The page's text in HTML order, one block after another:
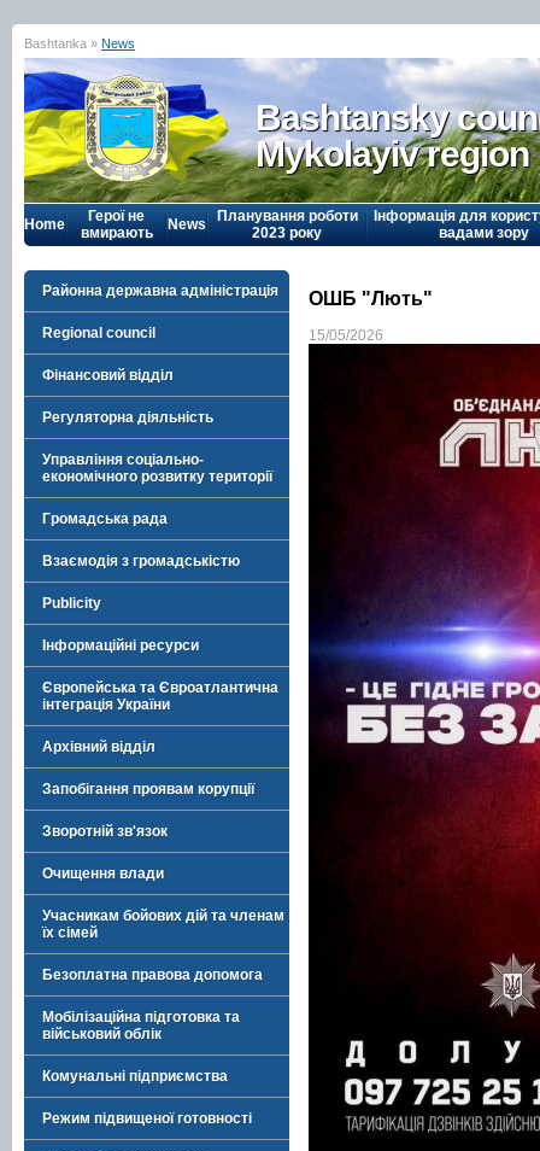
Bashtanka » News
Bashtansky
Mykolayiv region
Home
Герої не
вмирають
News
Планування роботи
2023 року
Інформація для
вадами зору
Районна державна адміністрація
Regional council
Фінансовий відділ
Регуляторна діяльність
Управління соціально-
економічного розвитку території
Громадська рада
Взаємодія з громадськістю
Publicity
Інформаційні ресурси
Європейська та Євроатлантична
інтеграція України
Архівний відділ
Запобігання проявам корупції
Зворотній зв'язок
Очищення влади
Учасникам бойових дій та членам
їх сімей
Безоплатна правова допомога
Мобілізаційна підготовка та
військовий облік
Комунальні підприємства
Режим підвищеної готовності
ОШБ "Лють"
15/05/2026